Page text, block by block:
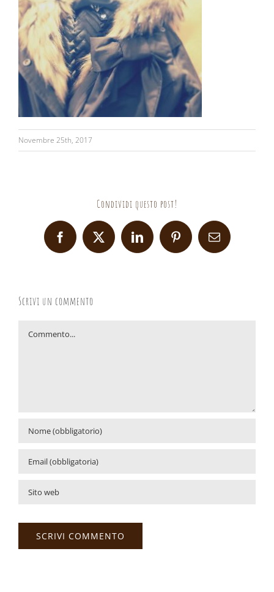
Novembre 25th, 2017
Condividi questo post!
Facebook
X LinkedInPinterestEmail
Scrivi un commento